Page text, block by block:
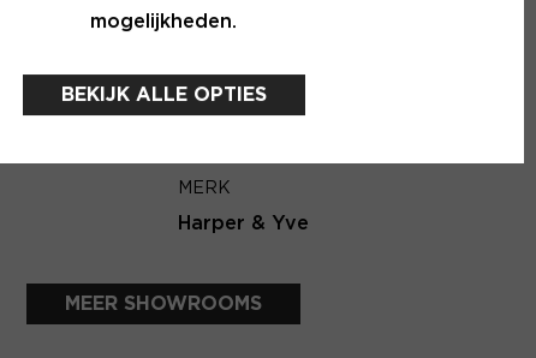
MAAK JE ACCOUNT NU AAN
mogelijkheden.
BEKIJK ALLE OPTIES
MERK
Harper & Yve
MEER SHOWROOMS